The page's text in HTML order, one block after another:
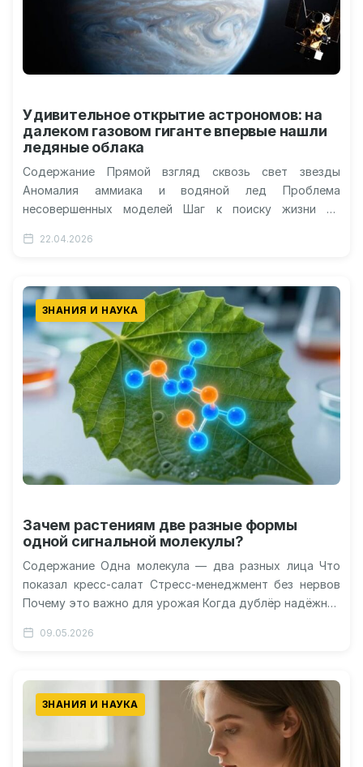
Удивительное открытие астрономов: на
далеком газовом гиганте впервые нашли
ледяные облака
Содержание Прямой взгляд сквозь свет звезды
Аномалия аммиака и водяной лед Проблема
несовершенных моделей Шаг к поиску жизни во
Эпсилон…
22.04.2026
ЗНАНИЯ И НАУКА
Зачем растениям две разные формы
одной сигнальной молекулы?
Содержание Одна молекула — два разных лица Что
показал кресс-салат Стресс-менеджмент без нервов
Почему это важно для урожая Когда дублёр надёжнее
09.05.2026
ЗНАНИЯ И НАУКА